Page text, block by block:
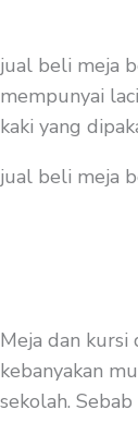
jual beli meja
mempunyai
kaki yang
jual beli meja
Meja dan kursi
kebanyakan
sekolah.